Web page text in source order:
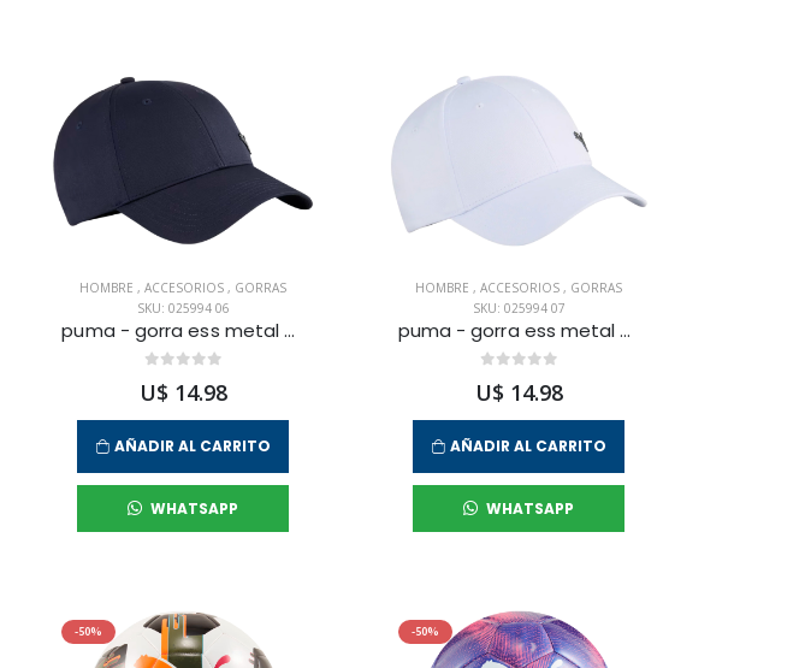
HOMBRE , ACCESORIOS , GORRAS
SKU: 025994 06
puma - gorra ess metal para hombre
U$ 14.98
AÑADIR AL CARRITO
WHATSAPP
HOMBRE,ACCESORIOS, GORRAS
SKU: 025994 07
puma - gorra ess metal para hombre
U$ 14.98
AÑADIR AL CARRITO
WHATSAPP
-50% -50%